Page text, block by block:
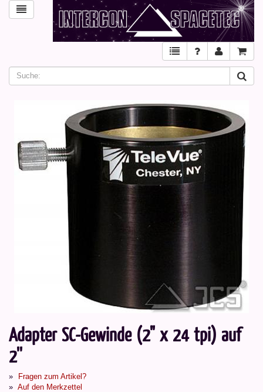
Adapter SC-Gewinde (2" x 24 tpi) auf
2''
Fragen zum Artikel?
Auf den Merkzettel